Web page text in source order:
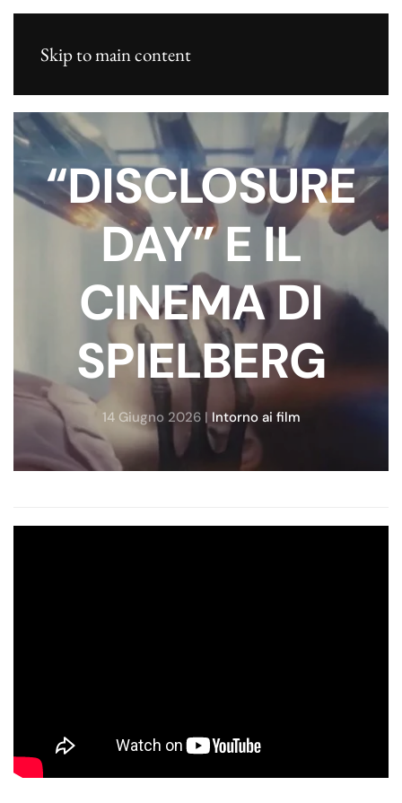
Skip to main content
“DISCLOSURE
DAY” E IL
CINEMA DI
SPIELBERG
14 Giugno 2026| Intorno ai film